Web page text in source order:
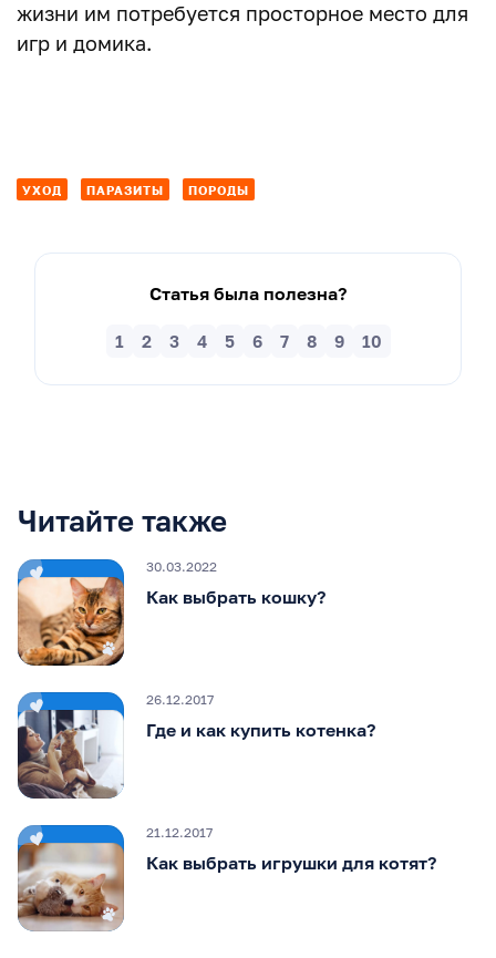
жизни им потребуется просторное место для
игр и домика.
УХОД ПАРАЗИТЫ ПОРОДЫ
Статья была полезна?
10
9
8
7
6
5
4
3
2
1
Читайте также
30.03.2022
Как выбрать кошку?
26.12.2017
Где и как купить котенка?
21.12.2017
Как выбрать игрушки для котят?